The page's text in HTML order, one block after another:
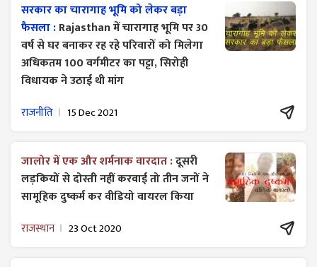
सरकार का चारागाह भूमि को लेकर बड़ा
फैसला :Rajasthan में चारागाह भूमि पर 30
वर्ष से घर बनाकर रह रहे परिवारों को मिलेगा
अधिकतम 100 वर्गमीटर का पट्टा, सिरोही
विधायक ने उठाई थी मांग
राजनीति 15 Dec 2021
जालोर में एक और शर्मनाक वारदात :दूसरी
लड़कियों से दोस्ती नहीं करवाई तो तीन जनों ने
सामूहिक दुष्कर्म कर वीडियो वायरल किया
राजस्थान 23 Oct 2020